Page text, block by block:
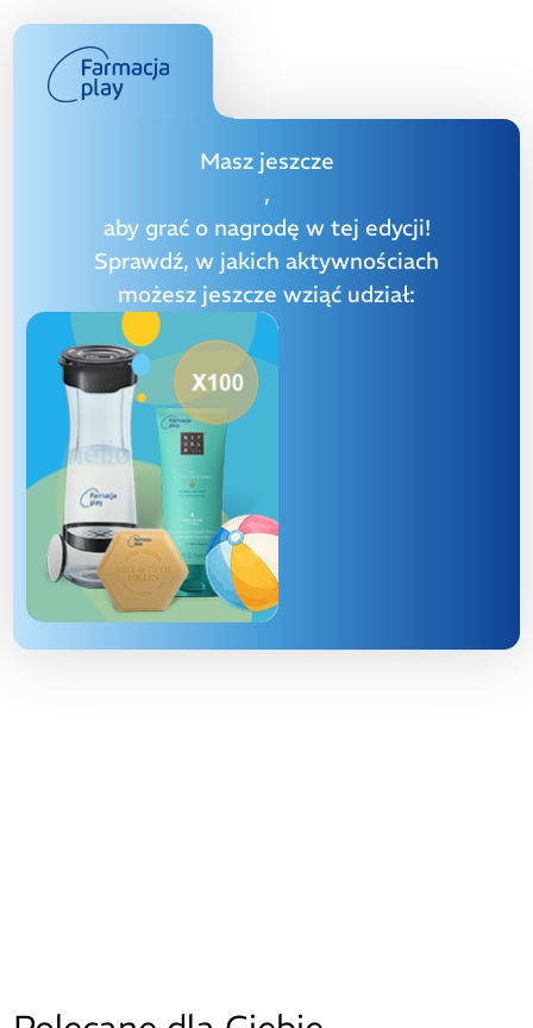
Masz jeszcze
,
aby grać o nagrodę w tej edycji!
Sprawdź, w jakich aktywnościach
możesz jeszcze wziąć udział: